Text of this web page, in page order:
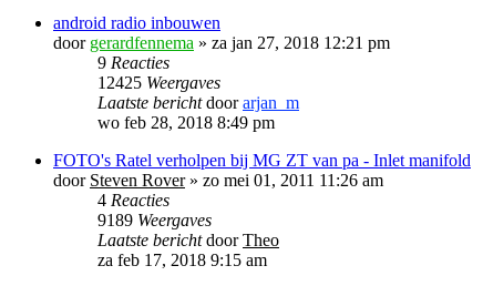
android radio inbouwen
door gerardfennema » za jan 27, 2018 12:21 pm
9 Reacties
12425 Weergaves
Laatste berichtdoorarjan_m
wo feb 28, 2018 8:49 pm
FOTO's Ratel verholpen bij MG ZT van pa - Inlet manifold
door Steven Rover» zo mei 01, 2011 11:26 am
4 Reacties
9189 Weergaves
Laatste berichtdoorTheo
za feb 17, 2018 9:15 am